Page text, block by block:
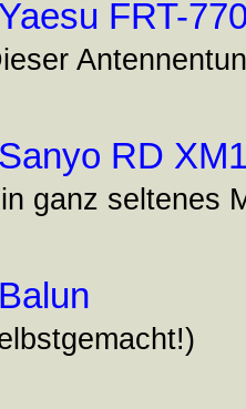
Yaesu FRT-
Sanyo RD
ganz seltenes
Balun